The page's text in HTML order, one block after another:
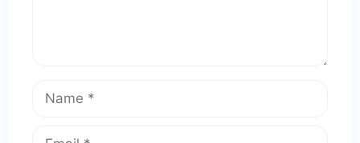
Name
Email